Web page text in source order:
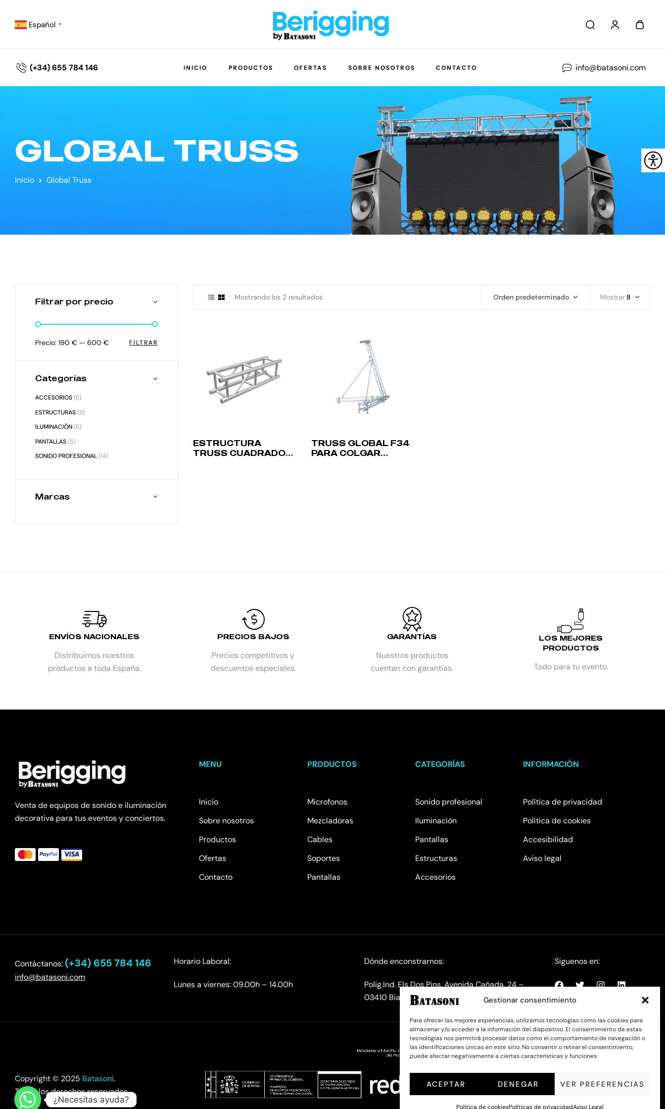
Gestionar consentimiento
Para ofrecer las mejores experiencias, utilizamos tecnologías como las cookies para
almacenar y/o acceder a la información del dispositivo. El consentimiento de estas
tecnologías nos permitirá procesar datos como el comportamiento de navegación o
las identificaciones únicas en este sitio. No consentir o retirar el consentimiento,
puede afectar negativamente a ciertas características y funciones.
ACEPTAR DENEGAR VER PREFERENCIAS
Política de cookiesPolíticas de privacidadAviso Legal
Español ▼
(+34) 655 784 146 INICIO PRODUCTOS OFERTAS SOBRE NOSOTROS CONTACTO info@batasoni.com
GLOBAL TRUSS
Inicio Global Truss
Mostrando los 2 resultados Orden predeterminado Mostrar 8
ESTRUCTURA
TRUSS CUADRADO
TRUSS GLOBAL F34
PARA COLGAR
Filtrar por precio
FILTRAR
Precio: 190 € — 600 €
Categorías
ACCESORIOS(5)
ESTRUCTURAS(5)
ILUMINACIÓN(5)
PANTALLAS(5)
SONIDO PROFESIONAL(14)
Marcas
ENVÍOS NACIONALES
Distribuimos nuestros
productos a toda España.
PRECIOS BAJOS
Precios competitivos y
descuentos especiales.
GARANTÍAS
Nuestros productos
cuentan con garantías.
LOS MEJORES
PRODUCTOS
Todo para tu evento.
Venta de equipos de sonido e iluminación
decorativa para tus eventos y conciertos.
MENU
Inicio
Sobre nosotros
Productos
Ofertas
Contacto
PRODUCTOS
Microfonos
Mezcladoras
Cables
Soportes
Pantallas
CATEGORÍAS
Sonido profesional
Iluminación
Pantallas
Estructuras
Accesorios
INFORMACIÓN
Política de privacidad
Política de cookies
Accesibilidad
Aviso legal
Contáctanos: (+34) 655 784 146
info@batasoni.com
Horario Laboral:
Lunes a viernes: 09.00h – 14.00h
Dónde enconstrarnos:
Polig.Ind. Els Dos Pins, Avenida Cañada, 24 –
03410 Biar (Alicante) España
Siguenos en:
Copyright © 2025 Batasoni.
Todos los derechos reservados.
¿Necesitas ayuda?